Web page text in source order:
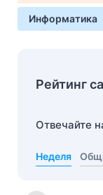
Информатика
Рейтинг
Отвечайте
Неделя